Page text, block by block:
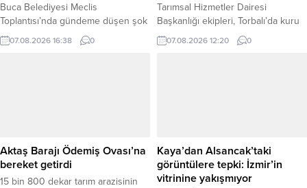
Buca Belediyesi Meclis
Toplantısı’nda gündeme düşen şok
iddialar, belediye çalışanları ve ilçe
kamuoyunda büyük merak
ciddi şüpheler ve iddialar olduğunu
açıkladı. “Maaştan Kesiliyor Ama
Borç ve Faiz...
07.08.2026 16:38 0
Tarımsal Hizmetler Dairesi
Başkanlığı ekipleri, Torbalı’da kuru
domates üretimi ve hasat sürecini
yerinde inceledi. Pamukyazı
Bülent Üngür ve saha ekipleri,
domates...
07.08.2026 12:20 0
Aktaş Barajı Ödemiş Ovası’na
bereket getirdi
15 bin 800 dekar tarım arazisinin
Kaya’dan Alsancak’taki
görüntülere tepki: İzmir’in
vitrinine yakışmıyor